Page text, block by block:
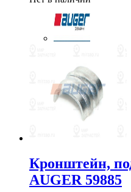
Кронштейн,
AUGER 59885